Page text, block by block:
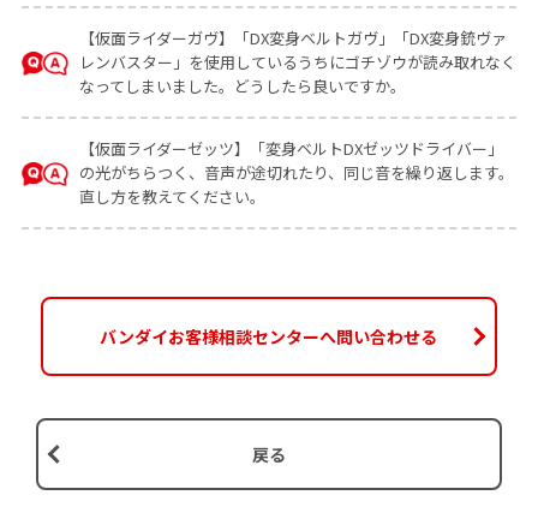
【仮面ライダーガヴ】「DX変身ベルトガヴ」「DX変身銃ヴァ
レンバスター」を使用しているうちにゴチゾウが読み取れなく
なってしまいました。どうしたら良いですか。
【仮面ライダーゼッツ】「変身ベルトDXゼッツドライバー」
の光がちらつく、音声が途切れたり、同じ音を繰り返します。
直し方を教えてください。
バンダイお客様相談センターへ問い合わせる
戻る